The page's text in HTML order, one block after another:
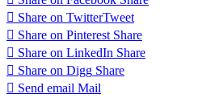
Share on TwitterTweet
Share on Pinterest Share
Share on LinkedIn Share
Share on Digg Share
Send email Mail